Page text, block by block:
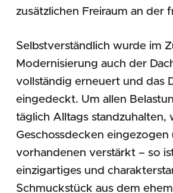
zusätzlichen Freiraum an der
Selbstverständlich wurde im
Modernisierung auch der
vollständig erneuert und das
eingedeckt. Um allen
täglich Alltags standzuhalten,
Geschossdecken eingezogen
vorhandenen verstärkt – so
einzigartiges und
Schmuckstück aus dem